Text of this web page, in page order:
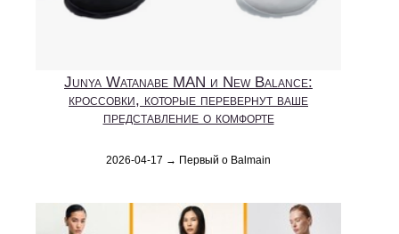
Junya Watanabe MAN и New Balance:
кроссовки, которые перевернут ваше
представление о комфорте
2026-04-17 → Первый о Balmain